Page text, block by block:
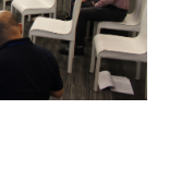
การเงิน
นท์
แวดล้อม
ภาพ
ดล้อม
อม